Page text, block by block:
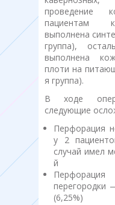
проведение
пациентам
выполнена
группа),
выполнена
плоти на
я группа).
В ходе
следующие
Перфорация
у 2
случай имел
й
перегородки
(6,25%)